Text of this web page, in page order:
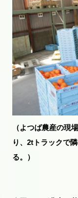
（よつば農産の現
り、2tトラックで
る。）